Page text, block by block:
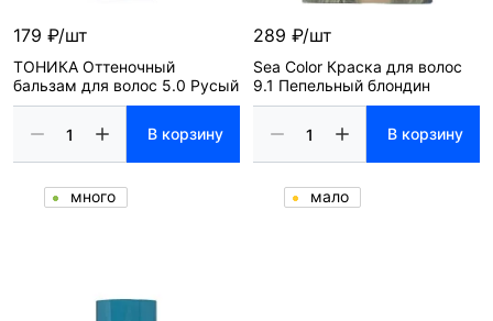
179 ₽/шт
ТОНИКА Оттеночный
бальзам для волос 5.0 Русый
В корзину
много
289 ₽/шт
Sea Color Краска для волос
9.1 Пепельный блондин
В корзину
мало